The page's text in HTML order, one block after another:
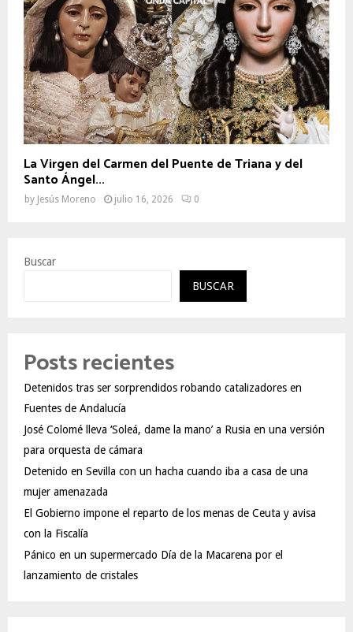
La Virgen del Carmen del Puente de Triana y del
Santo Ángel...
by Jesús Moreno julio 16, 2026 0
Buscar
BUSCAR
Posts recientes
Detenidos tras ser sorprendidos robando catalizadores en
Fuentes de Andalucía
José Colomé lleva ‘Soleá, dame la mano’ a Rusia en una versión
para orquesta de cámara
Detenido en Sevilla con un hacha cuando iba a casa de una
mujer amenazada
El Gobierno impone el reparto de los menas de Ceuta y avisa
con la Fiscalía
Pánico en un supermercado Día de la Macarena por el
lanzamiento de cristales